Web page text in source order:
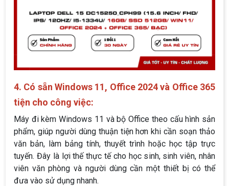
4. Có sẵn Windows 11, Office 2024 và Office 365
tiện cho công việc:
Máy đi kèm Windows 11 và bộ Office theo cấu hình sản
phẩm, giúp người dùng thuận tiện hơn khi cần soạn thảo
văn bản, làm bảng tính, thuyết trình hoặc học tập trực
tuyến. Đây là lợi thế thực tế cho học sinh, sinh viên, nhân
viên văn phòng và người dùng cần một thiết bị có thể
đưa vào sử dụng nhanh.